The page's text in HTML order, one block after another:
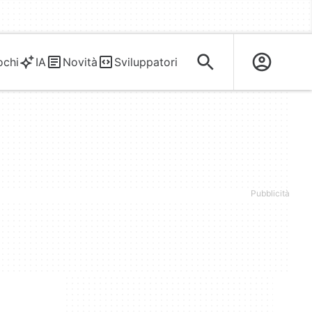
IA Novità Sviluppatori